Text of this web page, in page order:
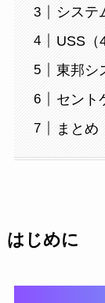
システ
USS（
東邦シ
セント
まとめ
はじめに